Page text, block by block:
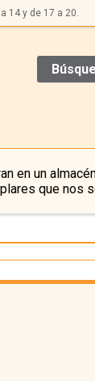
14 y de 17 a 20.
en un
que nos